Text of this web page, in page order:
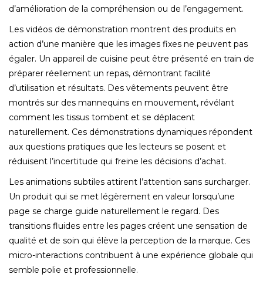
d’amélioration de la compréhension ou de l’engagement.
Les vidéos de démonstration montrent des produits en
action d’une manière que les images fixes ne peuvent pas
égaler. Un appareil de cuisine peut être présenté en train de
préparer réellement un repas, démontrant facilité
d’utilisation et résultats. Des vêtements peuvent être
montrés sur des mannequins en mouvement, révélant
comment les tissus tombent et se déplacent
naturellement. Ces démonstrations dynamiques répondent
aux questions pratiques que les lecteurs se posent et
réduisent l’incertitude qui freine les décisions d’achat.
Les animations subtiles attirent l’attention sans surcharger.
Un produit qui se met légèrement en valeur lorsqu’une
page se charge guide naturellement le regard. Des
transitions fluides entre les pages créent une sensation de
qualité et de soin qui élève la perception de la marque. Ces
micro-interactions contribuent à une expérience globale qui
semble polie et professionnelle.